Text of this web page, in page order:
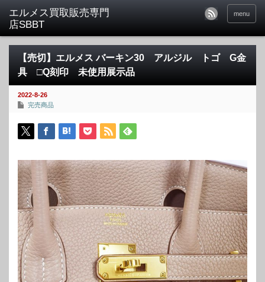
menu
【売切】エルメス バーキン30 アルジル トゴ G金
具 □Q刻印 未使用展示品
2022-8-26
完売商品